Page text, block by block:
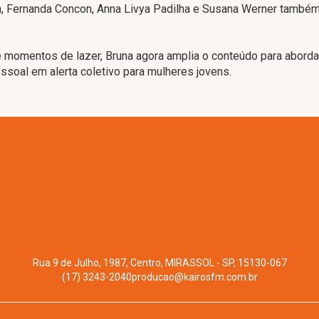
Concon, Anna Livya Padilha e Susana Werner
de lazer, Bruna agora amplia o conteúdo para
em alerta coletivo para mulheres jovens.
Rua 9 de Julho, 1987, Centro, MIRASSOL - SP, 15130-067
(17) 3243-2040producao@kairosfm.com.br